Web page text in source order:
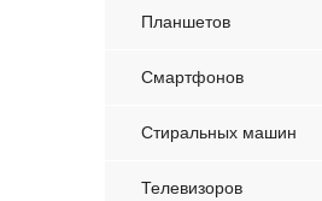
Планшетов
Смартфонов
Стиральных машин
Телевизоров